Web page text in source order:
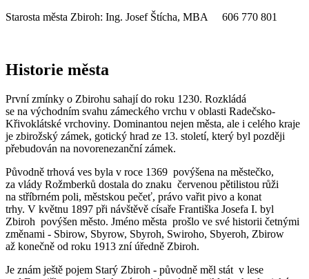
Starosta města Zbiroh: Ing. Josef Štícha, MBA 606 770 801
Historie města
První zmínky o Zbirohu sahají do roku 1230. Rozkládá
se na východním svahu zámeckého vrchu v oblasti Radečsko-
Křivoklátské vrchoviny. Dominantou nejen města, ale i celého kraje
je zbirožský zámek, gotický hrad ze 13. století, který byl později
přebudován na novorenezanční zámek.
Původně trhová ves byla v roce 1369 povýšena na městečko,
za vlády Rožmberků dostala do znaku červenou pětilistou růži
na stříbrném poli, městskou pečeť, právo vařit pivo a konat
trhy. V květnu 1897 při návštěvě císaře Františka Josefa I. byl
Zbiroh povýšen město. Jméno města prošlo ve své historii četnými
změnami - Sbirow, Sbyrow, Sbyroh, Swiroho, Sbyeroh, Zbirow
až konečně od roku 1913 zní úředně Zbiroh.
Je znám ještě pojem Starý Zbiroh - původně měl stát v lese